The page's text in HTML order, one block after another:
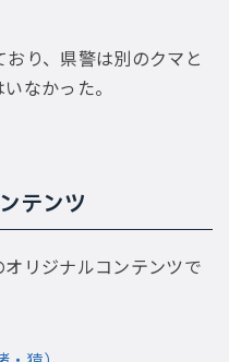
り、県警は別のクマと
なかった。
テンツ
リジナルコンテンツで